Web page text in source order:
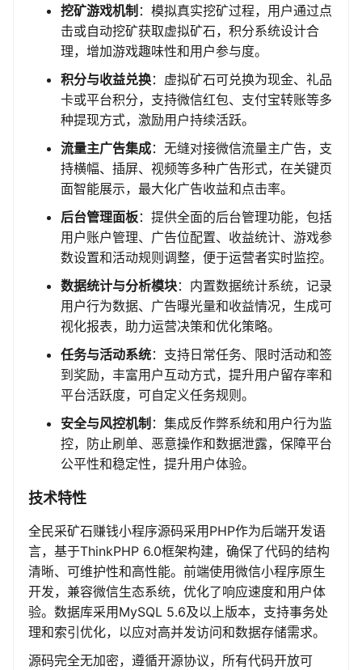
挖矿游戏机制 ：模拟真实挖矿过程，用户通过点
击或自动挖矿获取虚拟矿石，积分系统设计合
理，增加游戏趣味性和用户参与度。
积分与收益兑换：虚拟矿石可兑换为现金、礼品
卡或平台积分，支持微信红包、支付宝转账等多
种提现方式，激励用户持续活跃。
流量主广告集成：无缝对接微信流量主广告，支
持横幅、插屏、视频等多种广告形式，在关键页
面智能展示，最大化广告收益和点击率。
后台管理面板：提供全面的后台管理功能，包括
用户账户管理、广告位配置、收益统计、游戏参
数设置和活动规则调整，便于运营者实时监控。
数据统计与分析模块：内置数据统计系统，记录
用户行为数据、广告曝光量和收益情况，生成可
视化报表，助力运营决策和优化策略。
任务与活动系统：支持日常任务、限时活动和签
到奖励，丰富用户互动方式，提升用户留存率和
平台活跃度，可自定义任务规则。
安全与风控机制 ：集成反作弊系统和用户行为监
控，防止刷单、恶意操作和数据泄露，保障平台
公平性和稳定性，提升用户体验。
技术特性
全民采矿石赚钱小程序源码采用PHP作为后端开发语
言，基于ThinkPHP 6.0框架构建，确保了代码的结构
清晰、可维护性和高性能。前端使用微信小程序原生
开发，兼容微信生态系统，优化了响应速度和用户体
验。数据库采用MySQL 5.6及以上版本，支持事务处
理和索引优化，以应对高并发访问和数据存储需求。
源码完全无加密，遵循开源协议，所有代码开放可